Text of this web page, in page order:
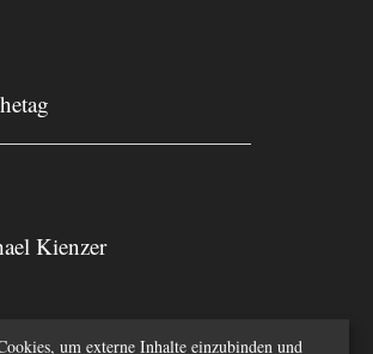
Kienzer
um externe Inhalte einzubinden und